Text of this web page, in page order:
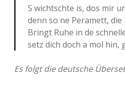
S wichtschte is, dos mir
denn so ne Pera­mett, die
Bringt Ruhe in de
setz dich doch a mol hin,
Es folgt die deut­sche